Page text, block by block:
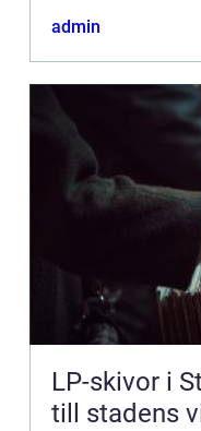
admin
LP-skivor i
till stadens